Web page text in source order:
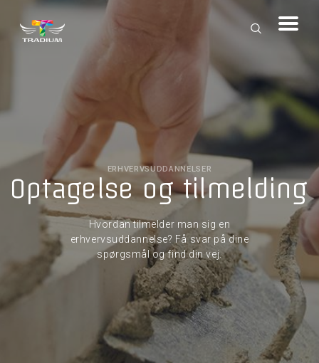
ERHVERVSUDDANNELSER
Optagelse og tilmelding
Hvordan tilmelder man sig en
erhvervsuddannelse? Få svar på dine
spørgsmål og find din vej.